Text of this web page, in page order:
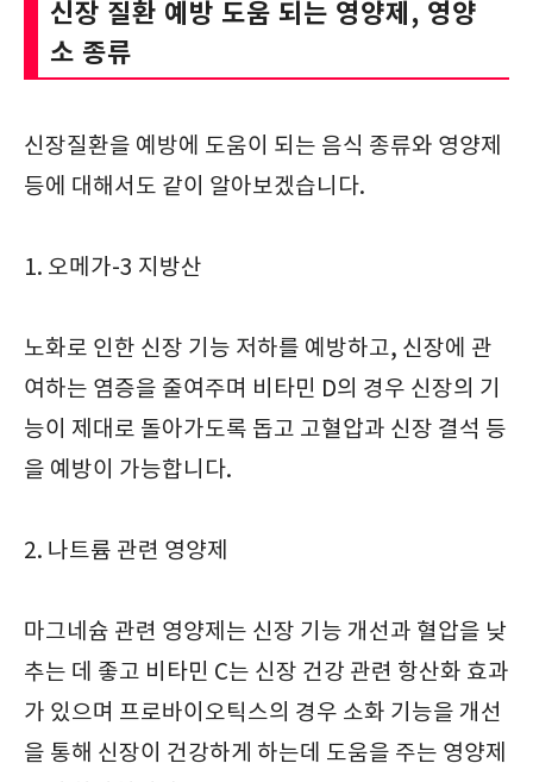
신장 질환 예방 도움 되는 영양제, 영양
소 종류
신장질환을 예방에 도움이 되는 음식 종류와 영양제
등에 대해서도 같이 알아보겠습니다.
1. 오메가-3 지방산
노화로 인한 신장 기능 저하를 예방하고, 신장에 관
여하는 염증을 줄여주며 비타민 D의 경우 신장의 기
능이 제대로 돌아가도록 돕고 고혈압과 신장 결석 등
을 예방이 가능합니다.
2. 나트륨 관련 영양제
마그네슘 관련 영양제는 신장 기능 개선과 혈압을 낮
추는 데 좋고 비타민 C는 신장 건강 관련 항산화 효과
가 있으며 프로바이오틱스의 경우 소화 기능을 개선
을 통해 신장이 건강하게 하는데 도움을 주는 영양제